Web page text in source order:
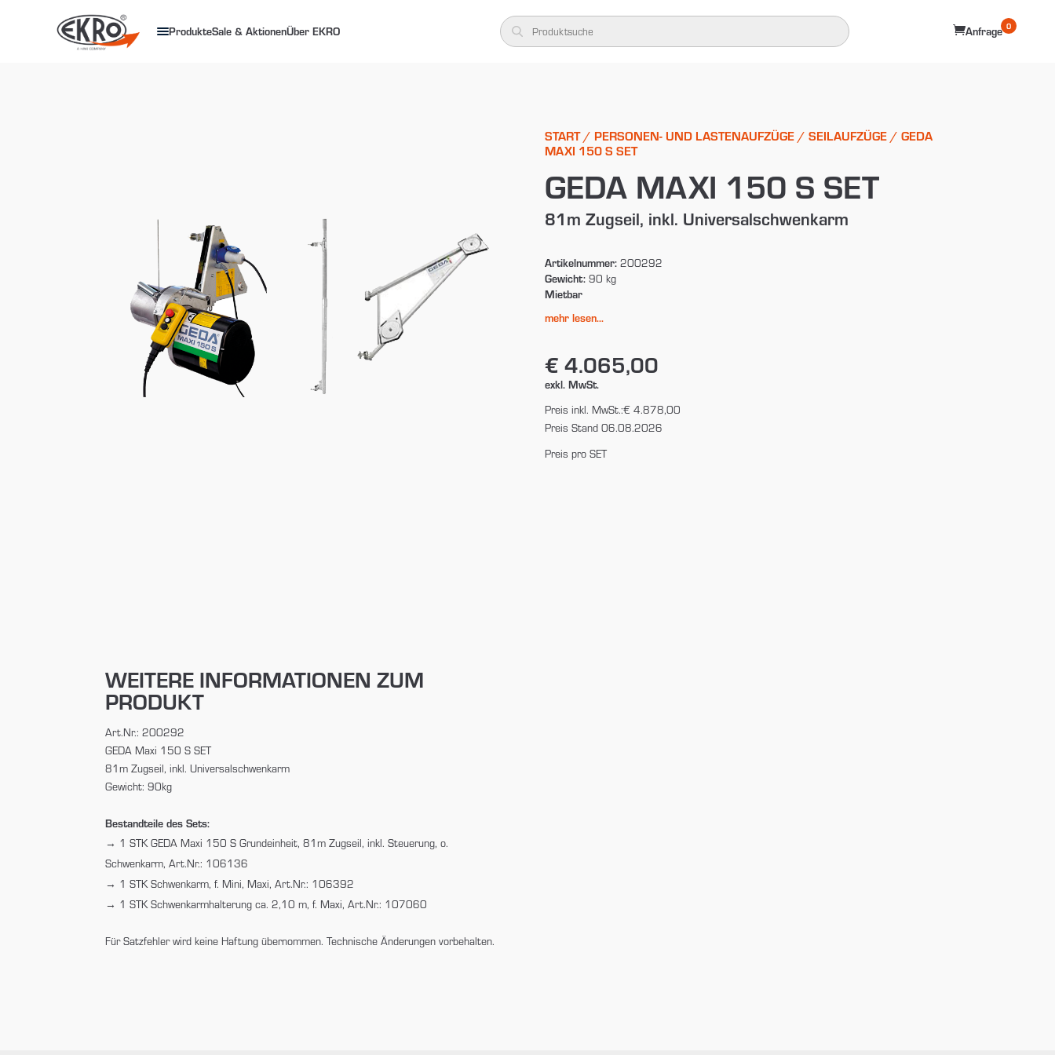
ProdukteSale & AktionenÜber EKRO Anfrage 0
START/ PERSONEN- UND LASTENAUFZÜGE/ SEILAUFZÜGE/ GEDA
MAXI 150 S SET
GEDA MAXI 150 S SET
81m Zugseil, inkl. Universalschwenkarm
Artikelnummer:200292
Gewicht:90 kg
Mietbar
mehr lesen...
€ 4.065,00
exkl. MwSt.
Preis inkl. MwSt.:€ 4.878,00
Preis Stand 06.08.2026
Preis pro SET
WEITERE INFORMATIONEN ZUM
PRODUKT
Art.Nr.: 200292
GEDA Maxi 150 S SET
81m Zugseil, inkl. Universalschwenkarm
Gewicht: 90kg
Bestandteile des Sets:
1 STK GEDA Maxi 150 S Grundeinheit, 81m Zugseil, inkl. Steuerung, o.
Schwenkarm, Art.Nr.: 106136
1 STK Schwenkarm, f. Mini, Maxi, Art.Nr.: 106392
1 STK Schwenkarmhalterung ca. 2,10 m, f. Maxi, Art.Nr.: 107060
Für Satzfehler wird keine Haftung übernommen. Technische Änderungen vorbehalten.